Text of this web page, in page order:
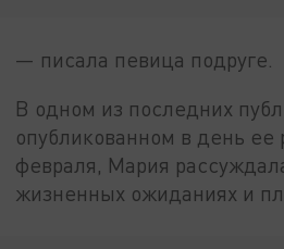
— писала певица подруге.
В одном из последних
опубликованном в день ее
февраля, Мария
жизненных ожиданиях и